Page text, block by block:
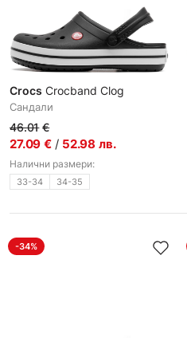
Crocs Crocband Clog
Сандали
46.01 €
27.09 € / 52.98 лв.
Налични размери:
33-34 34-35
-34%